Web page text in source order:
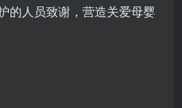
的人员致谢，营造关爱母婴